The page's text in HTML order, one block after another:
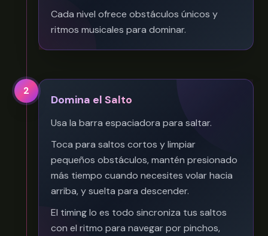
Cada nivel ofrece obstáculos únicos y
ritmos musicales para dominar.
2
Domina el Salto
Usa la barra espaciadora para saltar.
Toca para saltos cortos y limpiar
pequeños obstáculos, mantén presionado
más tiempo cuando necesites volar hacia
arriba, y suelta para descender.
El timing lo es todo sincroniza tus saltos
con el ritmo para navegar por pinchos,